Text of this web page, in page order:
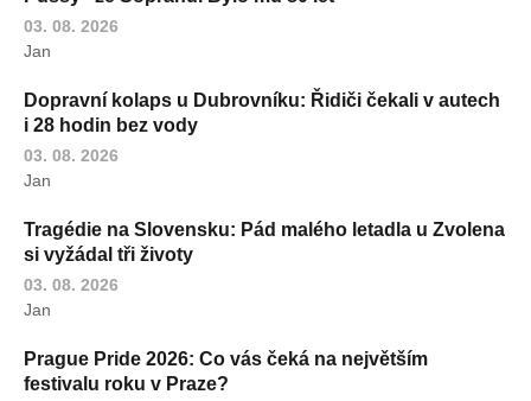
03. 08. 2026
Jan
Dopravní kolaps u Dubrovníku: Řidiči čekali v autech
i 28 hodin bez vody
03. 08. 2026
Jan
Tragédie na Slovensku: Pád malého letadla u Zvolena
si vyžádal tři životy
03. 08. 2026
Jan
Prague Pride 2026: Co vás čeká na největším
festivalu roku v Praze?